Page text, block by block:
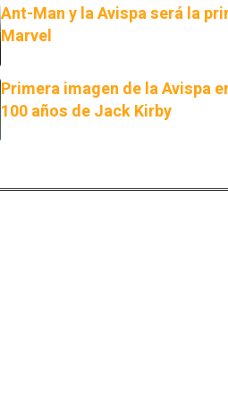
Ant-Man y la Avispa será la
Marvel
Primera imagen de la Avispa
100 años de Jack Kirby